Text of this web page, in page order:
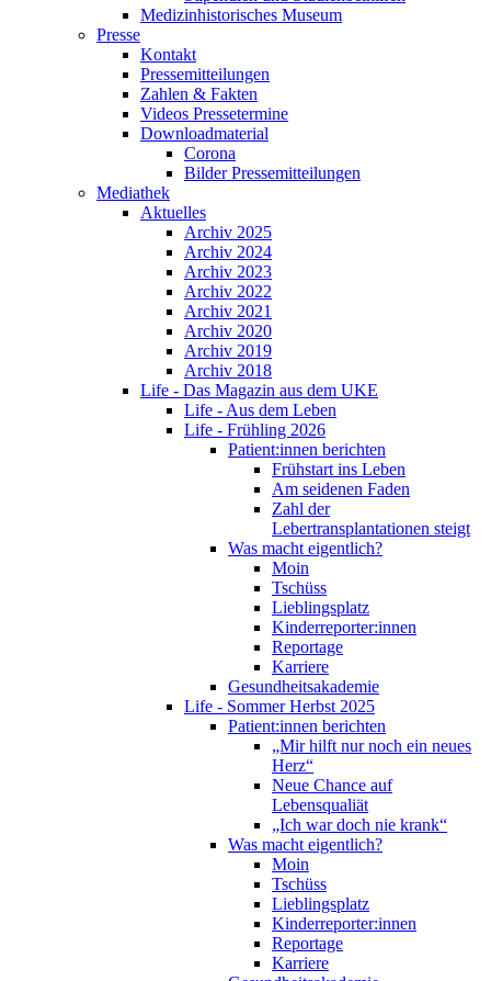
Medizinhistorisches Museum
Presse
Kontakt
Pressemitteilungen
Zahlen & Fakten
Videos Pressetermine
Downloadmaterial
Corona
Bilder Pressemitteilungen
Mediathek
Aktuelles
Archiv 2025
Archiv 2024
Archiv 2023
Archiv 2022
Archiv 2021
Archiv 2020
Archiv 2019
Archiv 2018
Life - Das Magazin aus dem UKE
Life - Aus dem Leben
Life - Frühling 2026
Patient:innen berichten
Frühstart ins Leben
Am seidenen Faden
Zahl der
Lebertransplantationen steigt
Was macht eigentlich?
Moin
Tschüss
Lieblingsplatz
Kinderreporter:innen
Reportage
Karriere
Gesundheitsakademie
Life - Sommer Herbst 2025
Patient:innen berichten
„Mir hilft nur noch ein neues
Herz“
Neue Chance auf
Lebensqualiät
„Ich war doch nie krank“
Was macht eigentlich?
Moin
Tschüss
Lieblingsplatz
Kinderreporter:innen
Reportage
Karriere